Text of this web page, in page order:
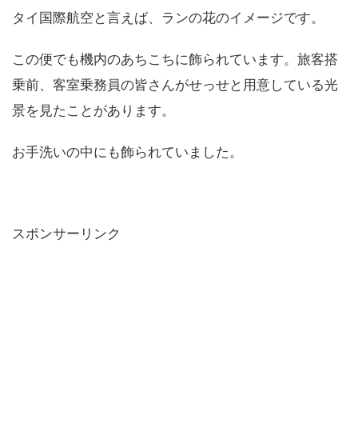
タイ国際航空と言えば、ランの花のイメージです。
この便でも機内のあちこちに飾られています。旅客搭
乗前、客室乗務員の皆さんがせっせと用意している光
景を見たことがあります。
お手洗いの中にも飾られていました。
スポンサーリンク